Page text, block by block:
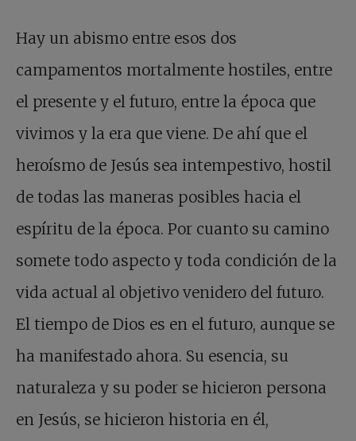
Hay un abismo entre esos dos
campamentos mortalmente hostiles, entre
el presente y el futuro, entre la época que
vivimos y la era que viene. De ahí que el
heroísmo de Jesús sea intempestivo, hostil
de todas las maneras posibles hacia el
espíritu de la época. Por cuanto su camino
somete todo aspecto y toda condición de la
vida actual al objetivo venidero del futuro.
El tiempo de Dios es en el futuro, aunque se
ha manifestado ahora. Su esencia, su
naturaleza y su poder se hicieron persona
en Jesús, se hicieron historia en él,